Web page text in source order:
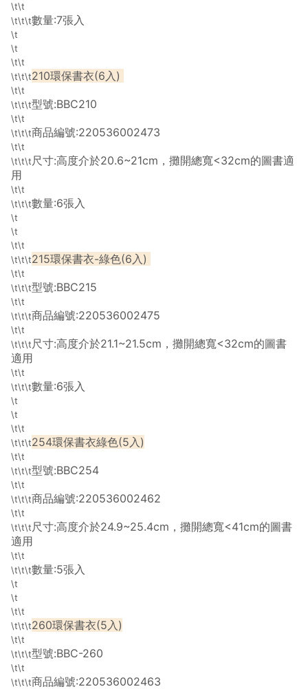
\t\t
\t\t\t數量:7張入
\t
\t
\t\t
\t\t\t210環保書衣(6入)
\t\t
\t\t\t型號:BBC210
\t\t
\t\t\t商品編號:220536002473
\t\t
\t\t\t尺寸:高度介於20.6~21cm，攤開總寬<32cm的圖書適
用
\t\t
\t\t\t數量:6張入
\t
\t
\t\t
\t\t\t215環保書衣-綠色(6入)
\t\t
\t\t\t型號:BBC215
\t\t
\t\t\t商品編號:220536002475
\t\t
\t\t\t尺寸:高度介於21.1~21.5cm，攤開總寬<32cm的圖書
適用
\t\t
\t\t\t數量:6張入
\t
\t
\t\t
\t\t\t254環保書衣綠色(5入)
\t\t
\t\t\t型號:BBC254
\t\t
\t\t\t商品編號:220536002462
\t\t
\t\t\t尺寸:高度介於24.9~25.4cm，攤開總寬<41cm的圖書
適用
\t\t
\t\t\t數量:5張入
\t
\t
\t\t
\t\t\t260環保書衣(5入)
\t\t
\t\t\t型號:BBC-260
\t\t
\t\t\t商品編號:220536002463